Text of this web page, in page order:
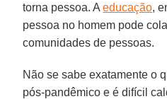
torna pessoa. Aeducação,
pessoa no homem pode
comunidades de pessoas.
Não se sabe exatamente o
pós-pandêmico e é difícil